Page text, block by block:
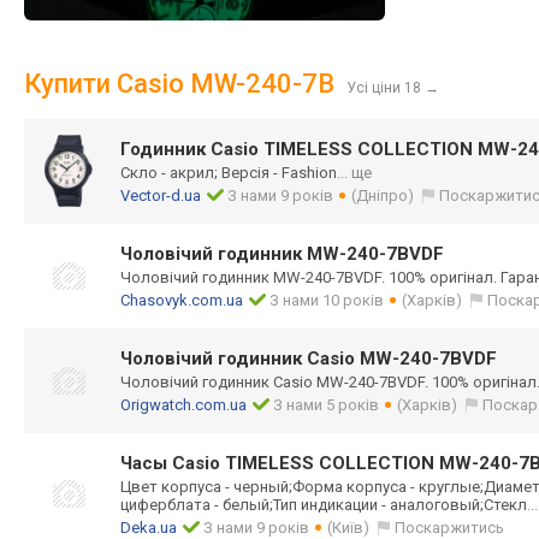
Купити Casio MW-240-7B Усі ціни 18 →
Годинник Casio TIMELESS COLLECTION MW-
Скло - акрил; Версія - Fashion... ще
Vector-d.ua
З нами 9 років (Дніпро)
Чоловічий годинник MW-240-7BVDF
Чоловічий годинник MW-240-7BVDF. 100% оригінал.
Chasovyk.com.ua
З нами 10 років (Харків)
Чоловічий годинник Casio MW-240-7BVDF
Чоловічий годинник Casio MW-240-7BVDF. 100% оригінал.
Origwatch.com.ua
З нами 5 років (Харків)
Часы Casio TIMELESS COLLECTION MW-240-
Цвет корпуса - черный;Форма корпуса -
циферблата - белый;Тип индикации - аналоговый;Стекл
Deka.ua
З нами 9 років (Київ) Поскаржитись